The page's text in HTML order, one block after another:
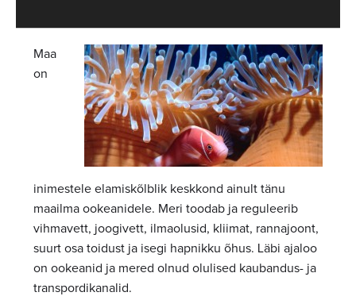
Maa
on
inimestele elamiskõlblik keskkond ainult tänu
maailma ookeanidele. Meri toodab ja reguleerib
vihmavett, joogivett, ilmaolusid, kliimat, rannajoont,
suurt osa toidust ja isegi hapnikku õhus. Läbi ajaloo
on ookeanid ja mered olnud olulised kaubandus- ja
transpordikanalid.